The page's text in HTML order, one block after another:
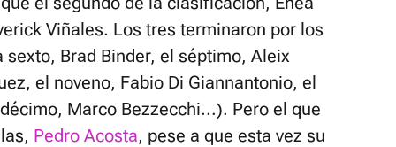
Viñales. Los tres terminaron por los
Brad Binder, el séptimo, Aleix
el noveno, Fabio Di Giannantonio, el
Marco Bezzecchi...). Pero el que
Pedro Acosta, pese a que esta vez su